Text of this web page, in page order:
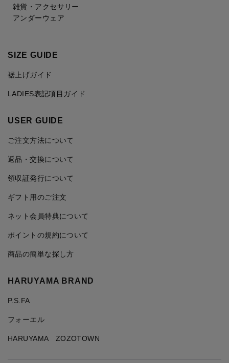
雑貨・アクセサリー
アンダーウェア
SIZE GUIDE
裾上げガイド
LADIES表記項目ガイド
USER GUIDE
ご注文方法について
返品・交換について
領収証発行について
ギフト用のご注文
ネット会員特典について
ポイントの規約について
商品の簡単な探し方
HARUYAMA BRAND
P.S.FA
フォーエル
HARUYAMA ZOZOTOWN